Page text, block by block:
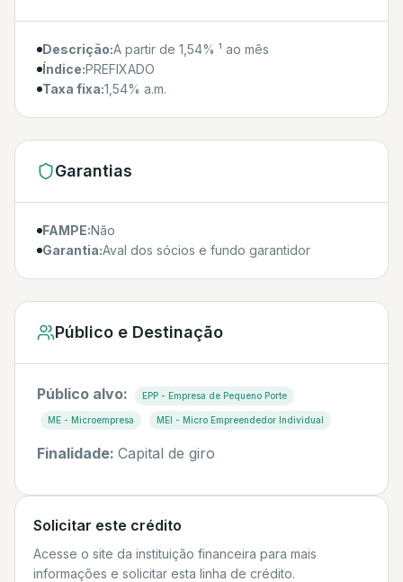
Descrição:A partir de 1,54% ¹ ao mês
Índice:PREFIXADO
Taxa fixa:1,54% a.m.
Garantias
FAMPE:Não
Garantia:Aval dos sócios e fundo garantidor
Público e Destinação
Público alvo: EPP - Empresa de Pequeno Porte
ME - Microempresa MEI - Micro Empreendedor Individual
Finalidade: Capital de giro
Solicitar este crédito
Acesse o site da instituição financeira para mais
informações e solicitar esta linha de crédito.